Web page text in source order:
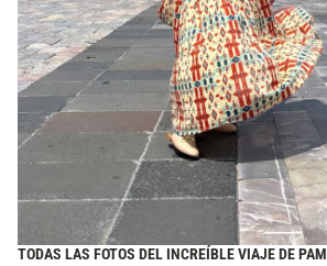
TODAS LAS FOTOS DEL INCREÍBLE VIAJE DE